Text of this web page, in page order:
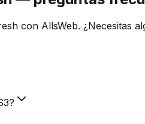
con AllsWeb. ¿Necesitas